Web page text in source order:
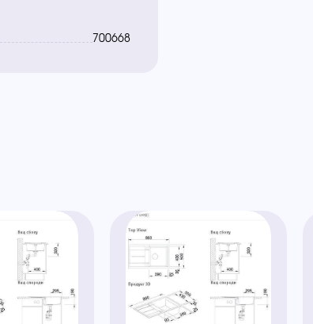
700668